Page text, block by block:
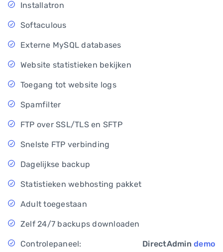
Installatron
Softaculous
Externe MySQL databases
Website statistieken bekijken
Toegang tot website logs
Spamfilter
FTP over SSL/TLS en SFTP
Snelste FTP verbinding
Dagelijkse backup
Statistieken webhosting pakket
Adult toegestaan
Zelf 24/7 backups downloaden
Controlepaneel: DirectAdmindemo